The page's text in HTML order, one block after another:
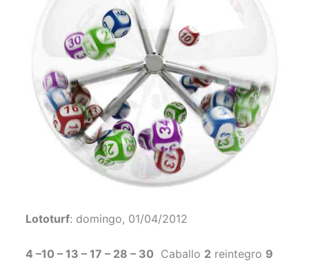
Lototurf: domingo, 01/04/2012
4 –10 – 13 – 17 – 28 – 30 Caballo 2 reintegro 9